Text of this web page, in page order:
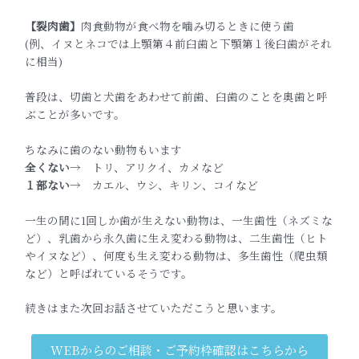
【裂肉歯】 肉食動物が食べ物を噛み切るときに使う歯
(例、イヌとネコでは上顎第４前臼歯と下顎第１後臼歯がそれ
に相当)
普段は、切歯と犬歯をあわせて前歯、臼歯のことを奥歯と呼
ぶことが多いです。
ちなみに歯のない動物もいます
全くない→ トリ、アリクイ、カメなど
１部ない→ カエル、ウシ、キリン、コイなど
一生の間に1回しか歯が生えない動物は、一生歯性（ネズミな
ど）、乳歯から永久歯に生え変わる動物は、二生歯性（ヒト
やイヌなど）、何度も生え変わる動物は、多生歯性（爬虫類
など）と呼ばれているそうです。
続きはまた次回お話させていただこうと思います。
WEBからのご相談・ご予約枠確認はこちらから